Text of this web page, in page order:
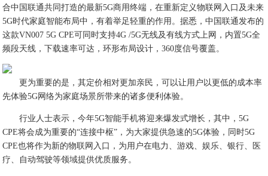
合中国联通共同打造的最新5G商用终端，在重新定义物联网入口及未来
5G时代家庭智能布局中，有着举足轻重的作用。据悉，中国联通发布的
这款VN007 5G CPE可同时支持4G /5G无线及有线方式上网，内置5G全
频段天线，下载速率可达，环形布局设计，360度信号覆盖。
更为重要的是，其定价相对更加亲民，可以让用户以更低的成本率
先体验5G网络为家庭场景所带来的诸多便利体验。
行业人士表示，今年5G智能手机将迎来爆发式增长，其中，5G
CPE将会成为重要的“连接中枢”，为大家提供急速的5G体验，同时5G
CPE也将作为新的物联网入口，为用户在电力、游戏、娱乐、银行、医
疗、自动驾驶等领域提供优质服务。